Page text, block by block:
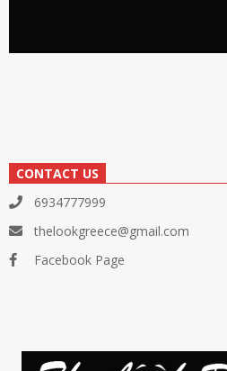
CONTACT US
6934777999
thelookgreece@gmail.com
Facebook Page